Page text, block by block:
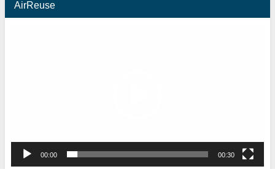
AirReuse
00:00 00:30